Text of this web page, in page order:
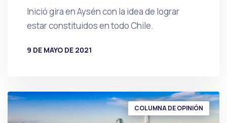
Inició gira en Aysén con la idea de lograr
estar constituidos en todo Chile.
9 DE MAYO DE 2021
COLUMNA DE OPINIÓN